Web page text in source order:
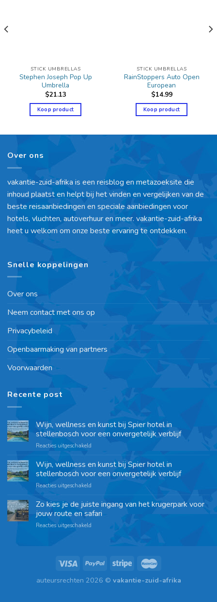
STICK UMBRELLAS
Stephen Joseph Pop Up
Umbrella
$21.13
Koop product
STICK UMBRELLAS
RainStoppers Auto Open
European
$14.99
Koop product
Over ons
vakantie-zuid-afrika is een reisblog en metazoeksite die
inhoud plaatst en helpt bij het vinden en vergelijken van de
beste reisaanbiedingen en speciale aanbiedingen voor
hotels, vluchten, autoverhuur en meer. vakantie-zuid-afrika
heet u welkom om onze beste ervaring te ontdekken.
Snelle koppelingen
Over ons
Neem contact met ons op
Privacybeleid
Openbaarmaking van partners
Voorwaarden
Recente post
Wijn, wellness en kunst bij Spier hotel in
stellenbosch voor een onvergetelijk verblijf
Reacties uitgeschakeld
Wijn, wellness en kunst bij Spier hotel in
stellenbosch voor een onvergetelijk verblijf
Reacties uitgeschakeld
Zo kies je de juiste ingang van het krugerpark voor
jouw route en safari
Reacties uitgeschakeld
auteursrechten 2026 © vakantie-zuid-afrika